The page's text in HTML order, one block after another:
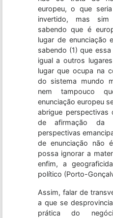
europeu, o que
invertido, mas
sabendo que é
lugar de enunciação
sabendo (1) que
igual a outros
lugar que ocupa na
do sistema mundo
nem tampouco
enunciação europeu
abrigue perspectivas
de afirmação da
perspectivas
de enunciação não
possa ignorar a
enfim, a
político (Porto-
Assim, falar de
a que se
prática do